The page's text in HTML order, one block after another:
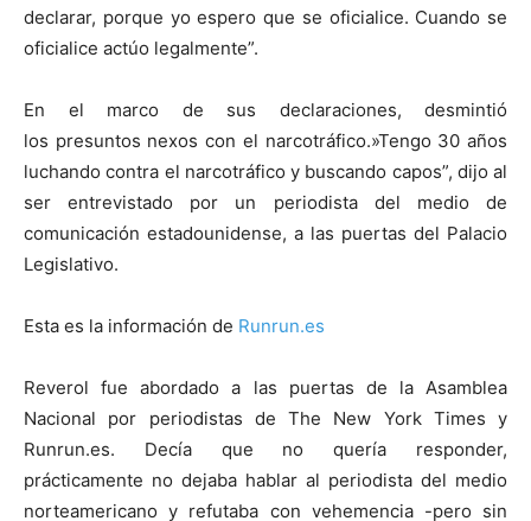
declarar, porque yo espero que se oficialice. Cuando se
oficialice actúo legalmente”.
En el marco de sus declaraciones, desmintió
los presuntos nexos con el narcotráfico.»Tengo 30 años
luchando contra el narcotráfico y buscando capos”, dijo al
ser entrevistado por un periodista del medio de
comunicación estadounidense, a las puertas del Palacio
Legislativo.
Esta es la información de Runrun.es
Reverol fue abordado a las puertas de la Asamblea
Nacional por periodistas de The New York Times y
Runrun.es. Decía que no quería responder,
prácticamente no dejaba hablar al periodista del medio
norteamericano y refutaba con vehemencia -pero sin